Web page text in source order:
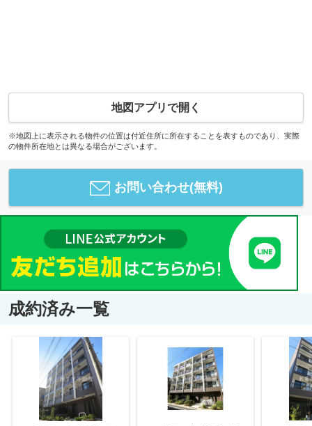
地図アプリで開く
※地図上に表示される物件の位置は付近住所に所在することを表すものであり、実際
の物件所在地とは異なる場合がございます。
お問い合わせ(無料)
成約済み一覧